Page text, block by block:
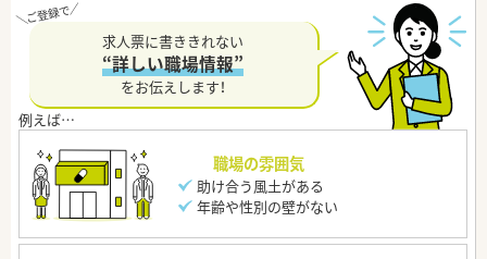
求人票に書ききれない
“詳しい職場情報”
をお伝えします！
職場の雰囲気
助け合う風土がある
年齢や性別の壁がない